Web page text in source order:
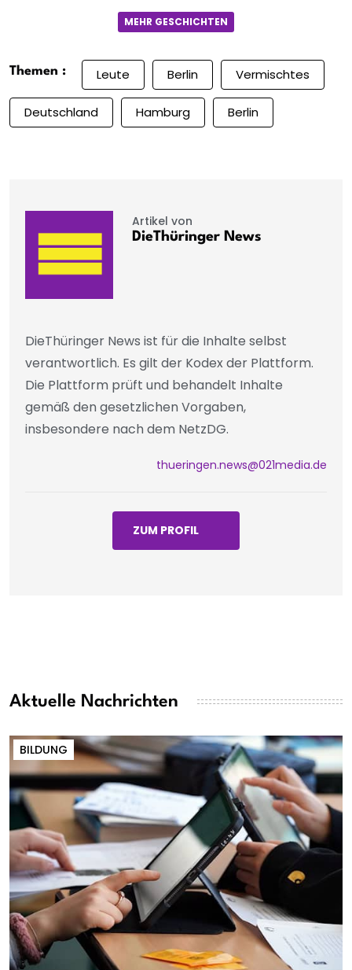
MEHR GESCHICHTEN
Themen : Leute Berlin Vermischtes
Deutschland Hamburg Berlin
Artikel von
DieThüringer News
DieThüringer News ist für die Inhalte selbst
verantwortlich. Es gilt der Kodex der Plattform.
Die Plattform prüft und behandelt Inhalte
gemäß den gesetzlichen Vorgaben,
insbesondere nach dem NetzDG.
thueringen.news@021media.de
ZUM PROFIL
Aktuelle Nachrichten
BILDUNG